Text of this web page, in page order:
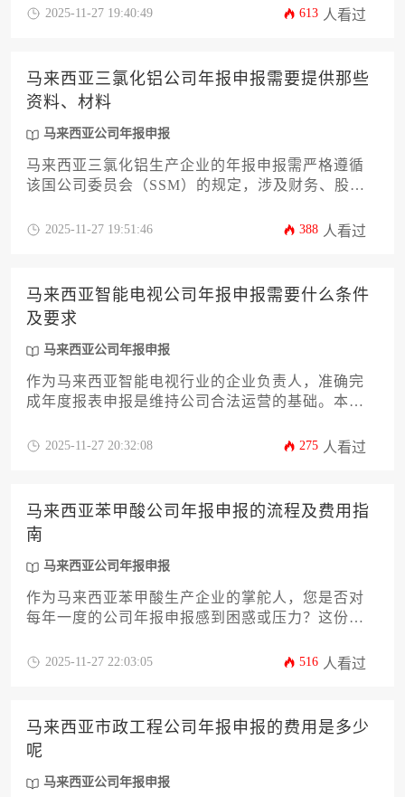
算方案，帮助您精准规划企业合规支出。我们将深
2025-11-27 19:40:49 613 人看过
马来西亚三氯化铝公司年报申报需要提供那些
资料、材料
马来西亚公司年报申报
马来西亚三氯化铝生产企业的年报申报需严格遵循
该国公司委员会（SSM）的规定，涉及财务、股
申报要素，包括经审计财务报表、董事报告书、股
2025-11-27 19:51:46 388 人看过
马来西亚智能电视公司年报申报需要什么条件
及要求
马来西亚公司年报申报
作为马来西亚智能电视行业的企业负责人，准确完
成年度报表申报是维持公司合法运营的基础。本文
更新到截止日期等12个关键环节，帮助企业主规避
保企业高效通过年度审查。理解马来西亚公司年报
申报的具体流程，对企业的长期稳定发展至关重
要。
2025-11-27 20:32:08 275 人看过
马来西亚苯甲酸公司年报申报的流程及费用指
南
马来西亚公司年报申报
作为马来西亚苯甲酸生产企业的掌舵人，您是否对
每年一度的公司年报申报感到困惑或压力？这份指
从资料准备、财务报表编制、董事报告撰写到通过
详细拆解其中涉及的政府规费、会计师审计费用以
及可能的代理服务成本，帮助您精准预算，避免逾
期罚款。无论您选择自行办理还是委托专业机构，
本文旨在让您对马来西亚公司年报申报了如指掌，
2025-11-27 22:03:05 516 人看过
马来西亚市政工程公司年报申报的费用是多少
呢
马来西亚公司年报申报